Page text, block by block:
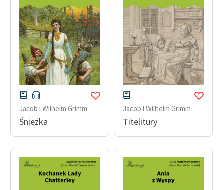
Jacob i Wilhelm Grimm
Śnieżka
Jacob i Wilhelm Grimm
Titelitury